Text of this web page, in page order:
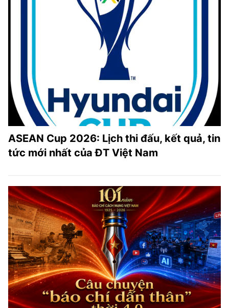
ASEAN Cup 2026: Lịch thi đấu, kết quả, tin
tức mới nhất của ĐT Việt Nam